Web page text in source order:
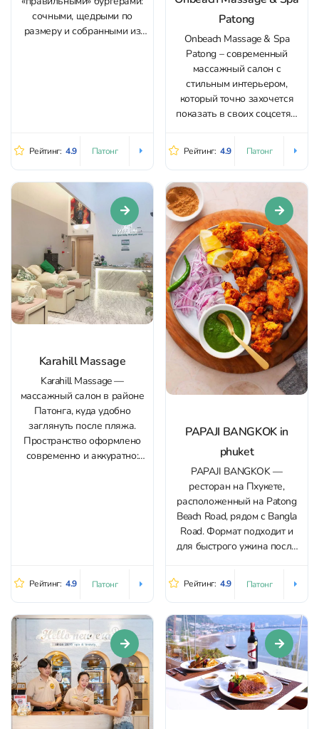
сочными, щедрыми по
размеру и собранными из
точную прожарку котлет.
Рейтинг: 4.9 Патонг
Patong
Onbeach Massage & Spa
Patong – современный
массажный салон с
стильным интерьером,
который точно захочется
показать в своих соцсетях.
атмосферу уюта и
расслабления с самого
входа, помогая настроиться
на отдых и восстановление.
Заведение предлагает
разнообразные массажные
процедуры – от
традиционного тайского
массажа до стоун-терапии...
Рейтинг: 4.9 Патонг
Karahill Massage
Karahill Massage —
массажный салон в районе
Патонга, куда удобно
заглянуть после пляжа.
Пространство оформлено
современно и аккуратно:
продаж. В меню — тайский
массаж, массаж...
Рейтинг: 4.9 Патонг
PAPAJI BANGKOK in
phuket
PAPAJI BANGKOK —
ресторан на Пхукете,
расположенный на Patong
Beach Road, рядом с Bangla
Road. Формат подходит и
для быстрого ужина после
работает кондиционер, в
зале чисто и тихо, а
атмосфера остаётся
расслабленной и
ненавязчивой. Кухня
строится вокруг
аутентичных индийских
вкусов: здесь готовят...
Рейтинг: 4.9 Патонг